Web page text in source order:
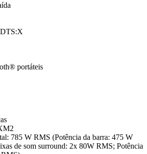
portáteis
785 W RMS (Potência da barra: 475 W
de som surround: 2x 80W RMS; Potência